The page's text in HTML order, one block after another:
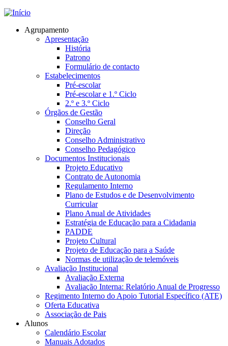
Jump to navigation
Agrupamento
Apresentação
História
Patrono
Formulário de contacto
Estabelecimentos
Pré-escolar
Pré-escolar e 1.º Ciclo
2.º e 3.º Ciclo
Órgãos de Gestão
Conselho Geral
Direção
Conselho Administrativo
Conselho Pedagógico
Documentos Institucionais
Projeto Educativo
Contrato de Autonomia
Regulamento Interno
Plano de Estudos e de Desenvolvimento
Curricular
Plano Anual de Atividades
Estratégia de Educação para a Cidadania
PADDE
Projeto Cultural
Projeto de Educação para a Saúde
Normas de utilização de telemóveis
Avaliação Institucional
Avaliação Externa
Avaliação Interna: Relatório Anual de Progresso
Regimento Interno do Apoio Tutorial Específico (ATE)
Oferta Educativa
Associação de Pais
Alunos
Calendário Escolar
Manuais Adotados